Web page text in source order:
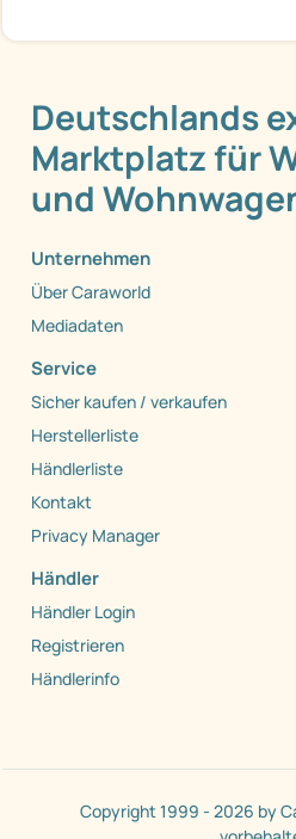
Deutschlands
Marktplatz für
und
Unternehmen
Über Caraworld
Mediadaten
Service
Sicher kaufen / verkaufen
Herstellerliste
Händlerliste
Kontakt
Privacy Manager
Händler
Händler Login
Registrieren
Händlerinfo
Copyright 1999 - 2026 by